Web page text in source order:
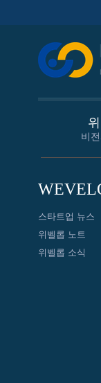
비
스타트업 뉴스
위벨롭 노트
위벨롭 소식